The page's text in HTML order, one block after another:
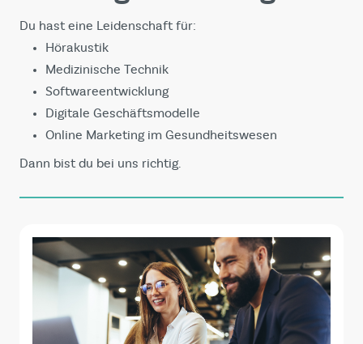
Du hast eine Leidenschaft für:
Hörakustik
Medizinische Technik
Softwareentwicklung
Digitale Geschäftsmodelle
Online Marketing im Gesundheitswesen
Dann bist du bei uns richtig.